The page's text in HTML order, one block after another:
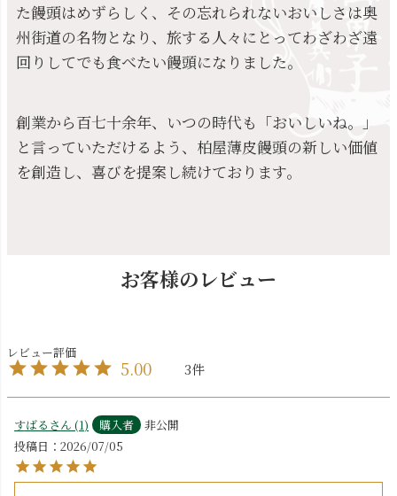
た饅頭はめずらしく、その忘れられないおいしさは奥
州街道の名物となり、旅する人々にとってわざわざ遠
回りしてでも食べたい饅頭になりました。
創業から百七十余年、いつの時代も「おいしいね。」
と言っていただけるよう、柏屋薄皮饅頭の新しい価値
を創造し、喜びを提案し続けております。
お客様のレビュー
5.00 3
すばる 1 購入者
非公開
投稿日
2026/07/05